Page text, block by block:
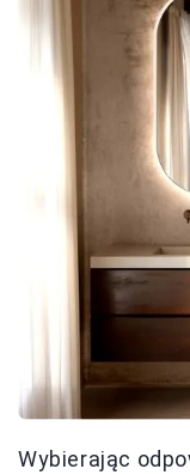
Wybierając